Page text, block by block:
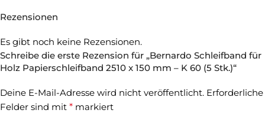
Rezensionen
Es gibt noch keine Rezensionen.
Schreibe die erste Rezension für „Bernardo Schleifband für
Holz Papierschleifband 2510 x 150 mm – K 60 (5 Stk.)“
Deine E-Mail-Adresse wird nicht veröffentlicht. Erforderliche
Felder sind mit * markiert